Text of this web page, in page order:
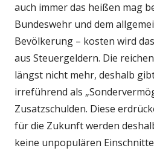
auch immer das heißen mag
Bundeswehr und dem
Bevölkerung – kosten wird
aus Steuergeldern. Die
längst nicht mehr, deshalb
irreführend als
Zusatzschulden. Diese
für die Zukunft werden
keine unpopulären